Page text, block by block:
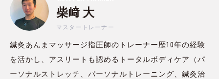
柴﨑 大
マスタートレーナー
鍼灸あんまマッサージ指圧師のトレーナー歴10年の経験
を活かし、アスリートも認めるトータルボディケア（パ
ーソナルストレッチ、パーソナルトレーニング、鍼灸治